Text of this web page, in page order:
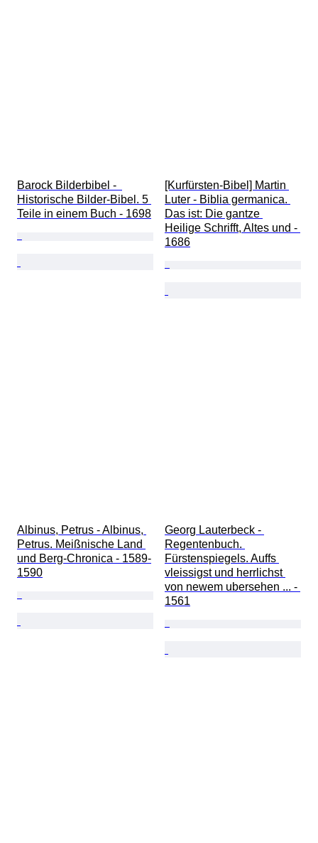
Barock Bilderbibel -
Historische Bilder-Bibel. 5
Teile in einem Buch - 1698
[Kurfürsten-Bibel] Martin
Luter - Biblia germanica.
Das ist: Die gantze
Heilige Schrifft, Altes und -
1686
Albinus, Petrus - Albinus,
Petrus. Meißnische Land
und Berg-Chronica - 1589-
1590
Georg Lauterbeck -
Regentenbuch.
Fürstenspiegels. Auffs
vleissigst und herrlichst
von newem ubersehen ... -
1561